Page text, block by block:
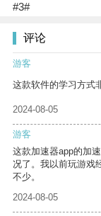
#3#
评论
游客
这款软件的学习方式
2024-08-05
游客
这款加速器app的加
况了。我以前玩游戏
不少。
2024-08-05